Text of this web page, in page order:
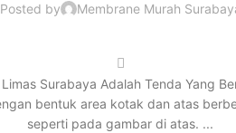
Posted by Membrane Murah
Surabaya Adalah Tenda Yang
bentuk area kotak dan atas
seperti pada gambar di atas. ...